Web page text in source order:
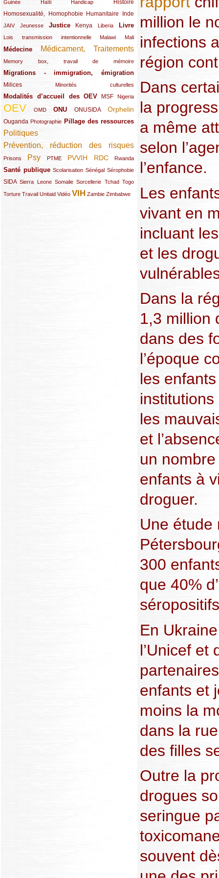
Guinée
(12/289) Haïti
(15/289) Handicap
(10/289) Histoire
(49/289)
Homosexualité, Homophobie
(44/289) Humanitaire
(47/289) Inde
(34/289)
JAIV
(10/289)Jeunesse
(21/289) Justice
(65/289) Kenya
(35/289) Liberia
(25/289) Livre
(62/289)
Lois transmission intentionnelle
(24/289) Malawi
(11/289) Mali
(21/289)
Médecine
(62/289) Médicament, Traitements
(142/289)
Memory box, travail de mémoire
(11/289)
Migrations - immigration, émigration
(67/289)
Milices
(34/289) Minorités culturelles
(15/289)
Modalités d’accueil des OEV
(58/289) MSF
(54/289) Nigeria
(27/289)
OEV
(269/289) OMD
(26/289) ONU
(58/289) ONUSIDA
(44/289) Orphelin
(112/289)
Ouganda
(29/289) Photographie
(27/289) Pillage des ressources
(77/289)
Politiques
(120/289)
Prévention, réduction des risques
(131/289)
Prisons
(22/289) Psy
(119/289) PTME
(12/289) PVVIH
(111/289) RDC
(104/289) Rwanda
(23/289)
Santé publique
(59/289) Scolarisation
(9/289) Sénégal
(13/289) Sérophobie
(19/289)
SIDA
(29/289)Sierra Leone
(13/289) Somalie
(12/289) Sorcellerie
(19/289) Tchad
(10/289) Togo
(15/289)
Torture
(17/289)Travail
(21/289) Unitaid
(26/289) Vidéo
(23/289) VIH
(154/289) Zambie
(12/289) Zimbabwe
(21/289)
million le
infections
région
Dans
la
a même
selon
l’enfance.
Les
vivant en
incluant
et les
Dans la
1,3 million
dans des
l’époque
les
les
et
un
enfants à
droguer.
Une étude
300
que 40%
En
l’Unicef et
enfants et
moins la
dans la
des filles
Outre la
drogues
seringue
souvent